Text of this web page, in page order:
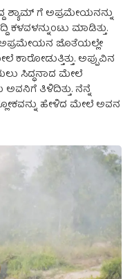
ಶ್ಯಾಮ್ ಗೆ ಅಪ್ರಮೇಯನನ್ನು
ಮಾಡಿತ್ತು.
ಅಪ್ರಮೇಯನ ಜೊತೆಯಲ್ಲೇ
ಅಪ್ಪುವಿನ
ಸಿದ್ಧನಾದ ಮೇಲೆ
ತಿಳಿದಿತ್ತು. ನೆನ್ನೆ
ಹೇಳಿದ ಮೇಲೆ ಅವನ